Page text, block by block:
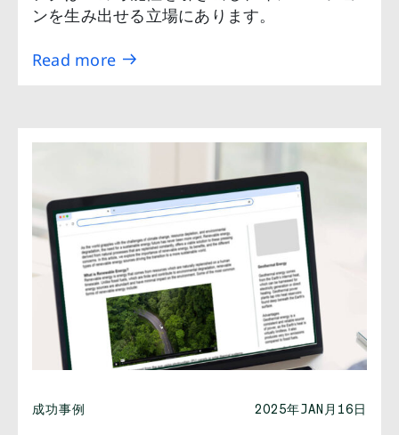
ンを生み出せる立場にあります。
Read more
成功事例 2025年JAN月16日